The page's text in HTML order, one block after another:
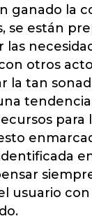
ganado la
se están
las
otros
la tan
para
usuario